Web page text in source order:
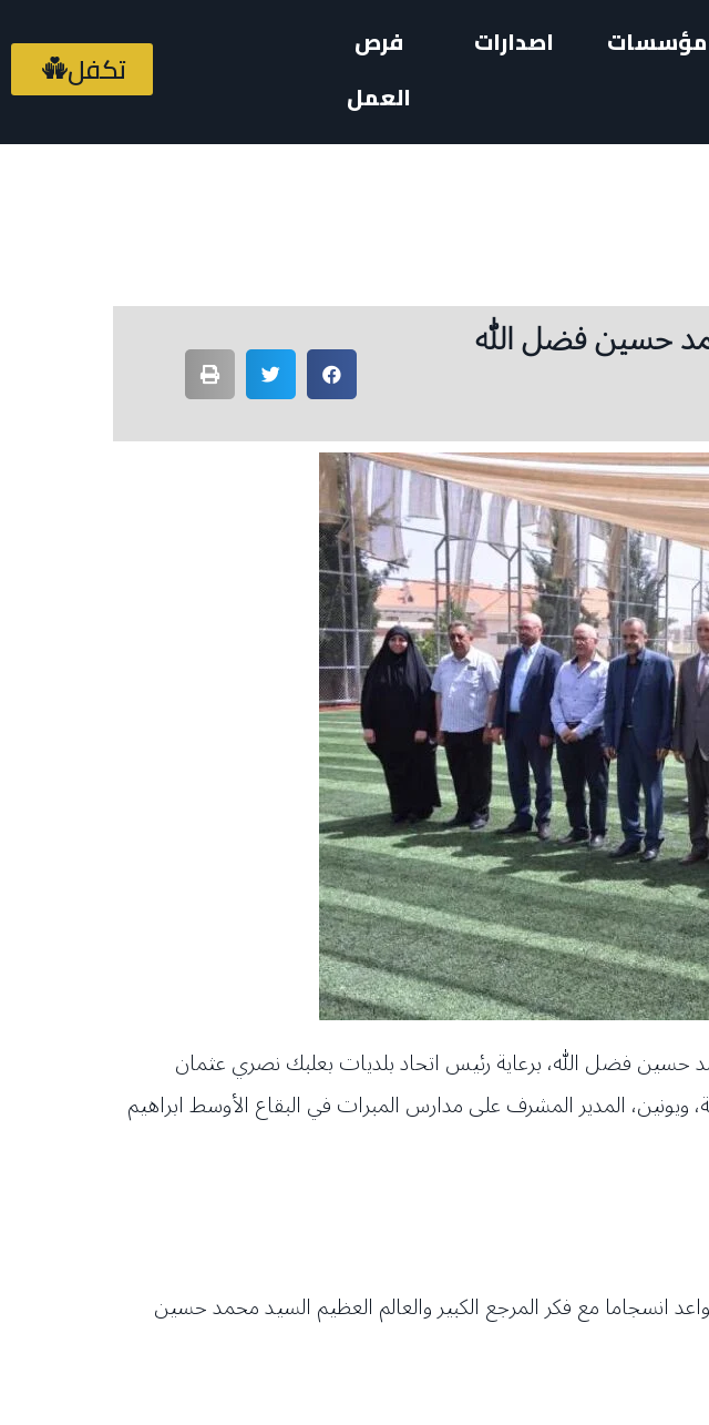
مؤسسات اصدارات
فرص
العمل
تكفل
حسين فضل الله
حسين فضل الله، برعاية رئيس اتحاد بلديات بعلبك نصري عثمان
المدير المشرف على مدارس المبرات في البقاع الأوسط ابراهيم
انسجاما مع فكر المرجع الكبير والعالم العظيم السيد محمد حسين